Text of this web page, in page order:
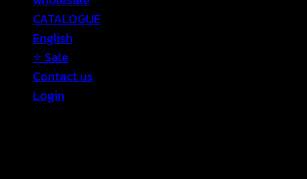
CATALOGUE
English
⭐ Sale
Contact us
Login